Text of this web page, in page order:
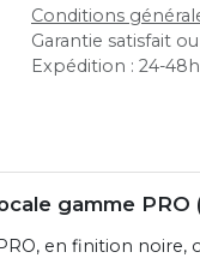
Conditions
Garantie satisfait
Expédition : 24-
gamme PRO
en finition noire,